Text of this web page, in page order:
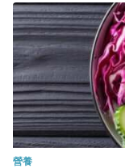
and future
2016.
Szajwska H.,
Probiotics for
diarrhea in
(3): 495-506.
Marotta A, Sarno
營養